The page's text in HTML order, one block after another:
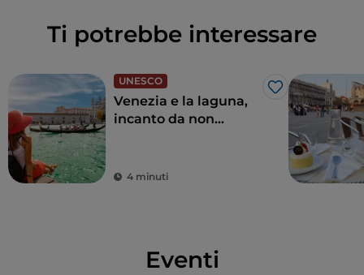
Ti potrebbe interessare
UNESCO
Like
Venezia e la laguna,
incanto da non
4 minuti
Eventi